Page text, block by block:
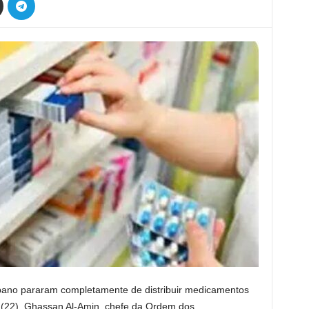
pararam completamente de distribuir medicamentos
Ghassan Al-Amin, chefe da Ordem dos